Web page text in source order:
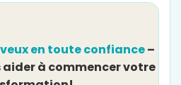
en toute confiance–
aider à commencer votre